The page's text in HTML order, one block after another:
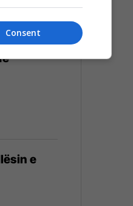
e
Consent